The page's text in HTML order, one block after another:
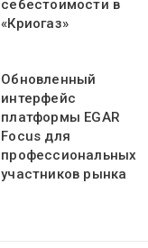
себестоимости в
«Криогаз»
Обновленный
интерфейс
платформы EGAR
Focus для
профессиональных
участников рынка